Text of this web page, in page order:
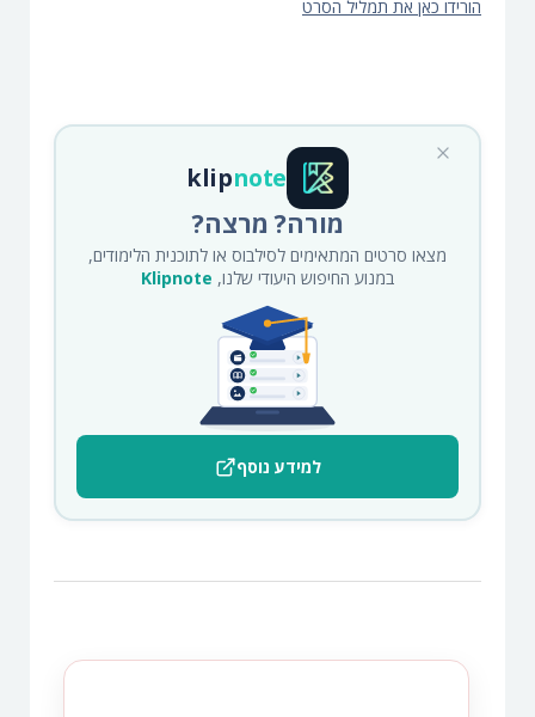
הורידו כאן את תמליל הסרט
klipnote
מורה? מרצה?
מצאו סרטים המתאימים לסילבוס או לתוכנית הלימודים,
במנוע החיפוש היעודי שלנו, Klipnote
למידע נוסף